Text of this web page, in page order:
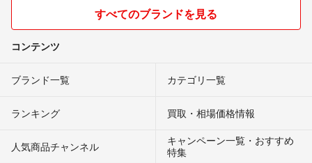
すべてのブランドを見る
コンテンツ
ブランド一覧 カテゴリ一覧
ランキング 買取・相場価格情報
人気商品チャンネル
キャンペーン一覧・おすすめ
特集